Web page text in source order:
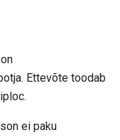
Ettevõte toodab
ei paku